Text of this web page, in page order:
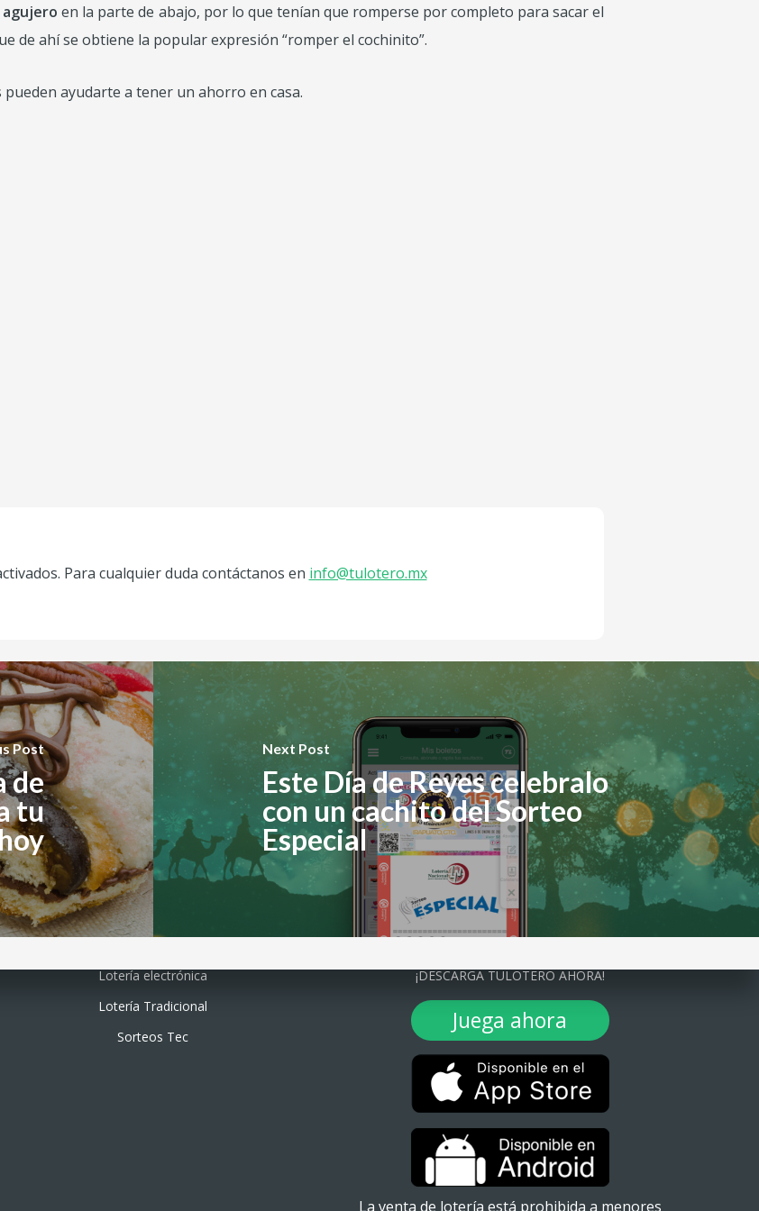
agujero en la parte de abajo, por lo que tenían que romperse por completo para sacar el
de ahí se obtiene la popular expresión “romper el cochinito”.
ayudarte a tener un ahorro en casa.
Para cualquier duda contáctanos en info@tulotero.mx
Post
de
tu
Next Post
Este Día de Reyes celebralo
con un cachito del Sorteo
Especial
Lotería electrónica
Lotería Tradicional
Sorteos Tec
¡DESCARGA TULOTERO AHORA!
Juega ahora
La venta de lotería está prohibida a menores